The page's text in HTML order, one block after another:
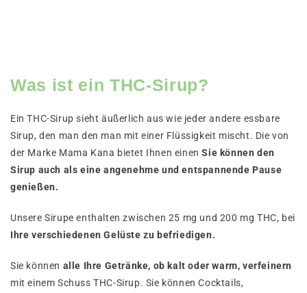
Was ist ein THC-Sirup?
Ein THC-Sirup sieht äußerlich aus wie jeder andere essbare
Sirup, den man den man mit einer Flüssigkeit mischt. Die von
der Marke Mama Kana bietet Ihnen einenSie können den
Sirup auch als eine angenehme und entspannende Pause
genießen.
Unsere Sirupe enthalten zwischen 25 mg und 200 mg THC, bei
Ihre verschiedenen Gelüste zu befriedigen.
Sie können alle Ihre Getränke, ob kalt oder warm, verfeinern
mit einem Schuss THC-Sirup. Sie können Cocktails,